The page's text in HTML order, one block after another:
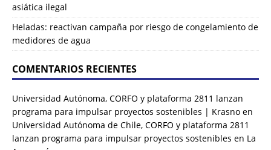
asiática ilegal
Heladas: reactivan campaña por riesgo de congelamiento de
medidores de agua
COMENTARIOS RECIENTES
Universidad Autónoma, CORFO y plataforma 2811 lanzan
programa para impulsar proyectos sostenibles | Krasno en
Universidad Autónoma de Chile, CORFO y plataforma 2811
lanzan programa para impulsar proyectos sostenibles en La